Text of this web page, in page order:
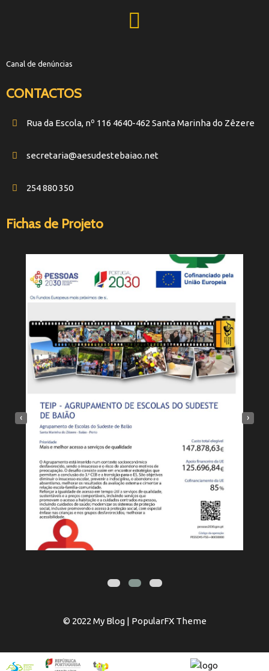
Canal de denúncias
CONTACTOS
Rua da Escola, nº 116 4640-462 Santa Marinha do Zêzere
secretaria@aesudestebaiao.net
254 880 350
Fichas de Projeto
‹ ›
© 2022 My Blog | PopularFX Theme